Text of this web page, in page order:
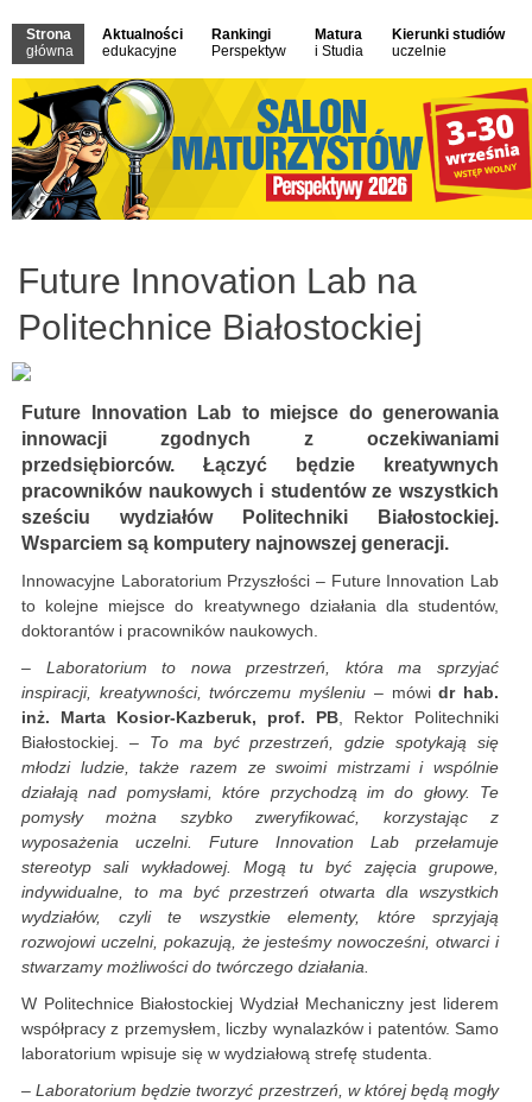
Strona
główna
Aktualności
edukacyjne
Rankingi
Perspektyw
Matura
i Studia
Kierunki studiów
uczelnie
Future Innovation Lab na
Politechnice Białostockiej
Future Innovation Lab to miejsce do generowania
innowacji zgodnych z oczekiwaniami
przedsiębiorców. Łączyć będzie kreatywnych
pracowników naukowych i studentów ze wszystkich
sześciu wydziałów Politechniki Białostockiej.
Wsparciem są komputery najnowszej generacji.
Innowacyjne Laboratorium Przyszłości – Future Innovation Lab
to kolejne miejsce do kreatywnego działania dla studentów,
doktorantów i pracowników naukowych.
– Laboratorium to nowa przestrzeń, która ma sprzyjać
inspiracji, kreatywności, twórczemu myśleniu – mówidr hab.
inż. Marta Kosior-Kazberuk, prof. PB, Rektor Politechniki
Białostockiej. – To ma być przestrzeń, gdzie spotykają się
młodzi ludzie, także razem ze swoimi mistrzami i wspólnie
działają nad pomysłami, które przychodzą im do głowy. Te
pomysły można szybko zweryfikować, korzystając z
wyposażenia uczelni. Future Innovation Lab przełamuje
stereotyp sali wykładowej. Mogą tu być zajęcia grupowe,
indywidualne, to ma być przestrzeń otwarta dla wszystkich
wydziałów, czyli te wszystkie elementy, które sprzyjają
rozwojowi uczelni, pokazują, że jesteśmy nowocześni, otwarci i
stwarzamy możliwości do twórczego działania.
W Politechnice Białostockiej Wydział Mechaniczny jest liderem
współpracy z przemysłem, liczby wynalazków i patentów. Samo
laboratorium wpisuje się w wydziałową strefę studenta.
– Laboratorium będzie tworzyć przestrzeń, w której będą mogły